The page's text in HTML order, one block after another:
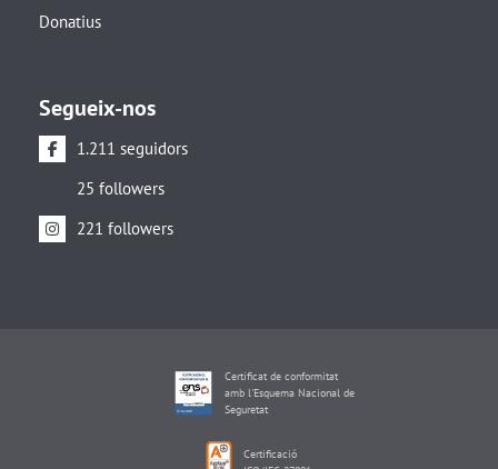
Donatius
Segueix-nos
1.211 seguidors
25 followers
221 followers
Certificat de conformitat
amb l'Esquema Nacional de
Seguretat
Certificació